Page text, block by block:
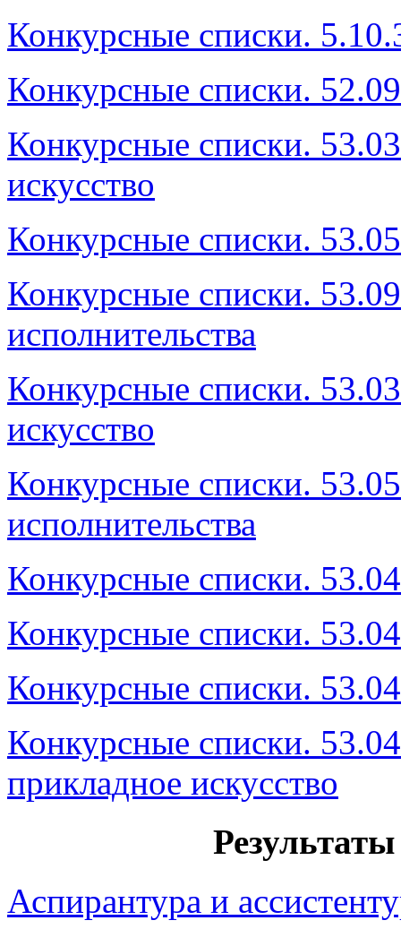
Конкурсные списки.
Конкурсные списки.
Конкурсные списки.
искусство
Конкурсные списки.
Конкурсные списки.
исполнительства
Конкурсные списки.
искусство
Конкурсные списки.
исполнительства
Конкурсные списки.
Конкурсные списки.
Конкурсные списки.
Конкурсные списки.
прикладное искусство
Аспирантура и